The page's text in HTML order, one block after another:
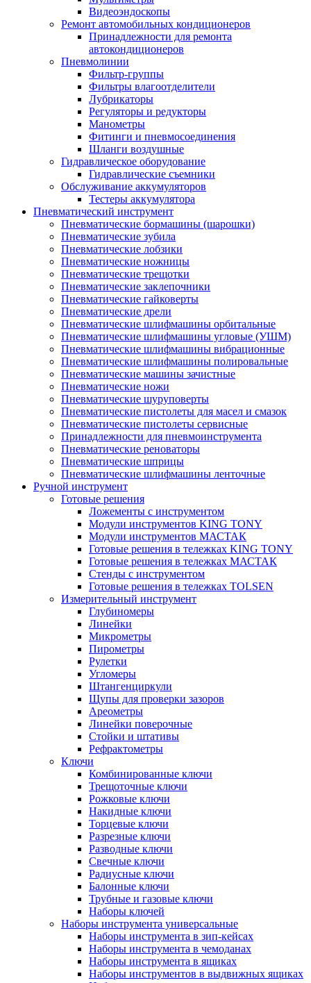
Видеоэндоскопы
Ремонт автомобильных кондиционеров
Принадлежности для ремонта
автокондиционеров
Пневмолинии
Фильтр-группы
Фильтры влагоотделители
Лубрикаторы
Регуляторы и редукторы
Манометры
Фитинги и пневмосоединения
Шланги воздушные
Гидравлическое оборудование
Гидравлические съемники
Обслуживание аккумуляторов
Тестеры аккумулятора
Пневматический инструмент
Пневматические бормашины (шарошки)
Пневматические зубила
Пневматические лобзики
Пневматические ножницы
Пневматические трещотки
Пневматические заклепочники
Пневматические гайковерты
Пневматические дрели
Пневматические шлифмашины орбитальные
Пневматические шлифмашины угловые (УШМ)
Пневматические шлифмашины вибрационные
Пневматические шлифмашины полировальные
Пневматические машины зачистные
Пневматические ножи
Пневматические шуруповерты
Пневматические пистолеты для масел и смазок
Пневматические пистолеты сервисные
Принадлежности для пневмоинструмента
Пневматические реноваторы
Пневматические шприцы
Пневматические шлифмашины ленточные
Ручной инструмент
Готовые решения
Ложементы с инструментом
Модули инструментов KING TONY
Модули инструментов МАСТАК
Готовые решения в тележках KING TONY
Готовые решения в тележках МАСТАК
Стенды с инструментом
Готовые решения в тележках TOLSEN
Измерительный инструмент
Глубиномеры
Линейки
Микрометры
Пирометры
Рулетки
Угломеры
Штангенциркули
Щупы для проверки зазоров
Ареометры
Линейки поверочные
Стойки и штативы
Рефрактометры
Ключи
Комбинированные ключи
Трещоточные ключи
Рожковые ключи
Накидные ключи
Торцевые ключи
Разрезные ключи
Разводные ключи
Свечные ключи
Радиусные ключи
Балонные ключи
Трубные и газовые ключи
Наборы ключей
Наборы инструмента универсальные
Наборы инструмента в зип-кейсах
Наборы инструмента в чемоданах
Наборы инструмента в ящиках
Наборы инструментов в выдвижных ящиках